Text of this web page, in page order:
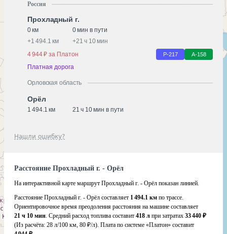
Россия
Прохладный г.
0 км
0 мин в пути
+1 494.1 км +21 ч 10 мин
4 944 ₽ за Платон
Р-217 А-158
Платная дорога
Орловская область
Орёл
1 494.1 км 21 ч 10 мин в пути
Нашли ошибку?
Расстояние Прохладный г. - Орёл
На интерактивной карте маршрут Прохладный г. - Орёл показан линией.
Расстояние Прохладный г. - Орёл составляет 1 494.1 км по трассе.
Ориентировочное время преодоления расстояния на машине составляет
21 ч 10 мин. Средний расход топлива составит 418 л при затратах 33 440 ₽
(Из расчёта: 28 л/100 км, 80 ₽/л). Плата по системе «Платон» составит